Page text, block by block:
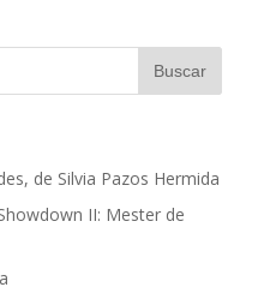
de Silvia Pazos Hermida
II: Mester de